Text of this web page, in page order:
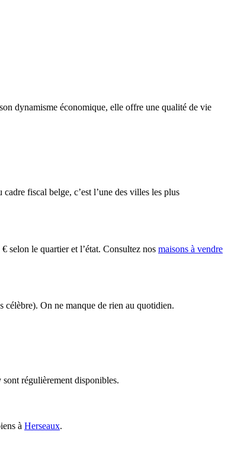
dynamisme économique, elle offre une qualité de vie
fiscal belge, c’est l’une des villes les plus
selon le quartier et l’état. Consultez nos maisons à vendre
On ne manque de rien au quotidien.
sont régulièrement disponibles.
à Herseaux.